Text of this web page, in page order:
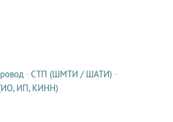
· СТП (ШМТИ / ШАТИ) ·
ИП, КИНН)